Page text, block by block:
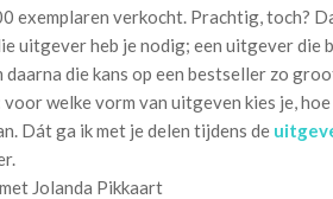
exemplaren verkocht. Prachtig, toch?
uitgever heb je nodig; een uitgever die
daarna die kans op een bestseller zo
welke vorm van uitgeven kies je,
Dát ga ik met je delen tijdens de
Jolanda Pikkaart